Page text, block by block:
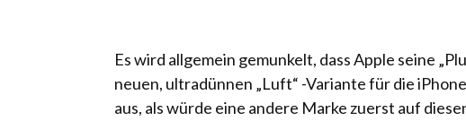
Es wird allgemein gemunkelt, dass Apple seine
neuen, ultradünnen „Luft“ -Variante für die
aus, als würde eine andere Marke zuerst auf